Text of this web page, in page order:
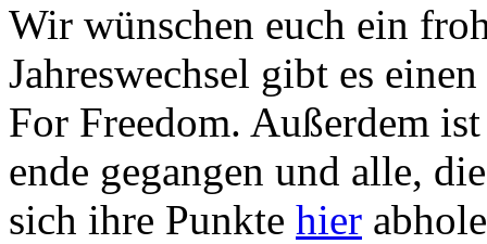
Wir wünschen euch ein
Jahreswechsel gibt es einen
For Freedom. Außerdem
ende gegangen und alle,
sich ihre Punkte hier